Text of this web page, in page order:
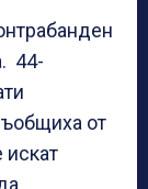
44-
от
искат